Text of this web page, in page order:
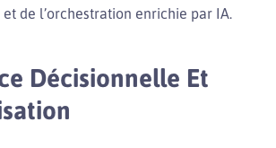
de l’orchestration enrichie par IA.
Décisionnelle Et